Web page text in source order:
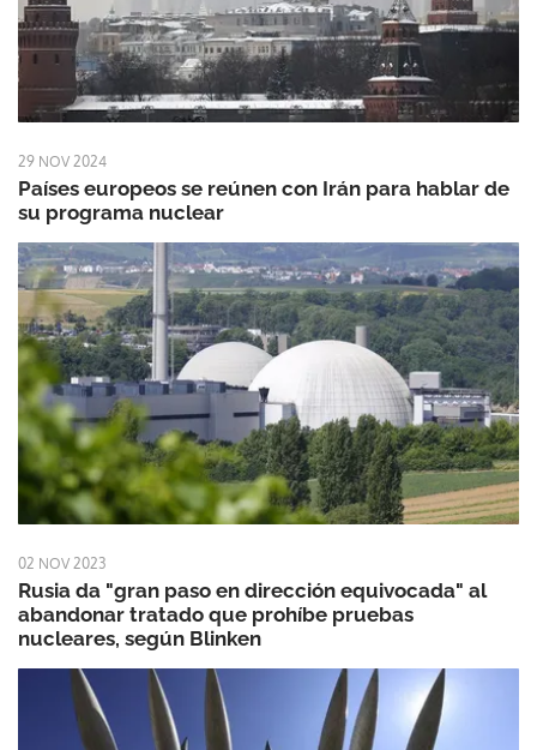
29 NOV 2024
Países europeos se reúnen con Irán para hablar de
su programa nuclear
02 NOV 2023
Rusia da "gran paso en dirección equivocada" al
abandonar tratado que prohíbe pruebas
nucleares, según Blinken